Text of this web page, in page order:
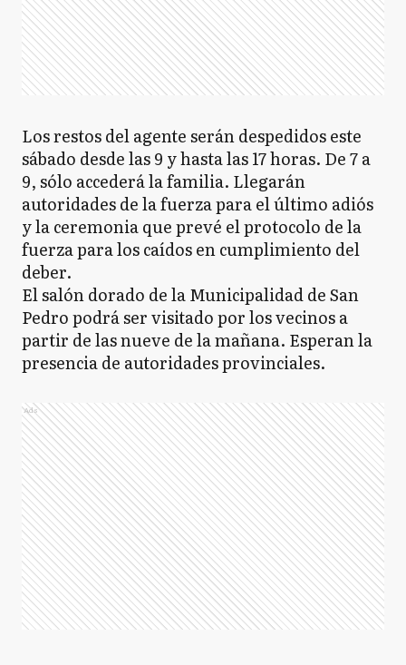
Los restos del agente serán despedidos este
sábado desde las 9 y hasta las 17 horas. De 7 a
9, sólo accederá la familia. Llegarán
autoridades de la fuerza para el último adiós
y la ceremonia que prevé el protocolo de la
fuerza para los caídos en cumplimiento del
deber.
El salón dorado de la Municipalidad de San
Pedro podrá ser visitado por los vecinos a
partir de las nueve de la mañana. Esperan la
presencia de autoridades provinciales.
Ads